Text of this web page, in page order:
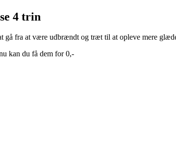
4 trin
gå fra at være udbrændt og træt til at opleve mere
kan du få dem for 0,-